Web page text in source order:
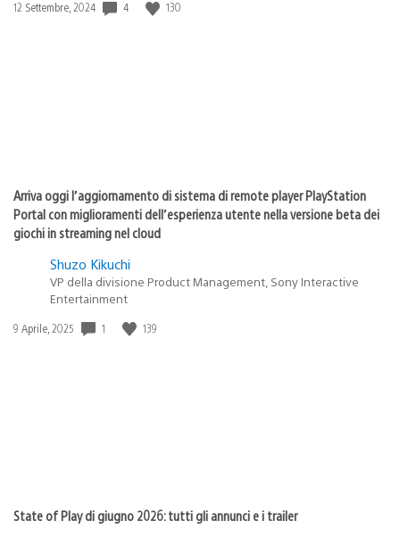
Data
12 Settembre, 2024 4 130
Arriva oggi l’aggiornamento di sistema di remote player PlayStation
Portal con miglioramenti dell’esperienza utente nella versione beta dei
giochi in streaming nel cloud
Shuzo Kikuchi
VP della divisione Product Management, Sony Interactive
Entertainment
Data
9 Aprile, 2025 1 139
State of Play di giugno 2026: tutti gli annunci e i trailer